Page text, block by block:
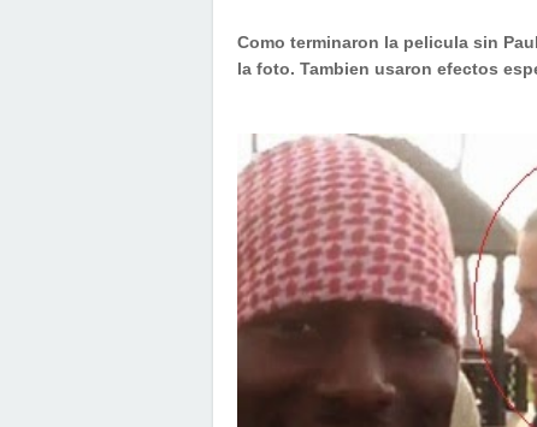
Como terminaron la pelicula sin
la foto. Tambien usaron efectos